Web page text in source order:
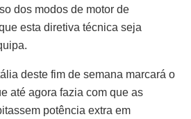
dos modos de motor de
esta diretiva técnica seja
deste fim de semana marcará o
até agora fazia com que as
potência extra em